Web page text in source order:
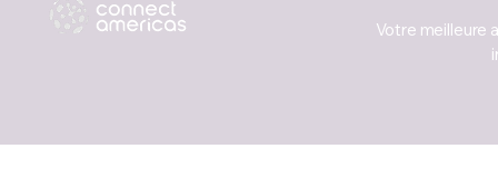
Votre meilleure